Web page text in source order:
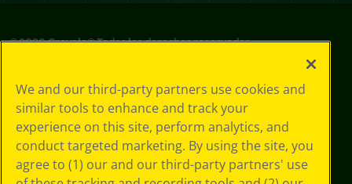
©2026Crayola® Todos los derechos reservados.
de privacidad
Política de
privacidad
Términos de SMS
GDPR
Aviso de
We and our third-party partners use cookies and
similar tools to enhance and track your
experience on this site, perform analytics, and
conduct targeted marketing. By using the site, you
agree to (1) our and our third-party partners' use